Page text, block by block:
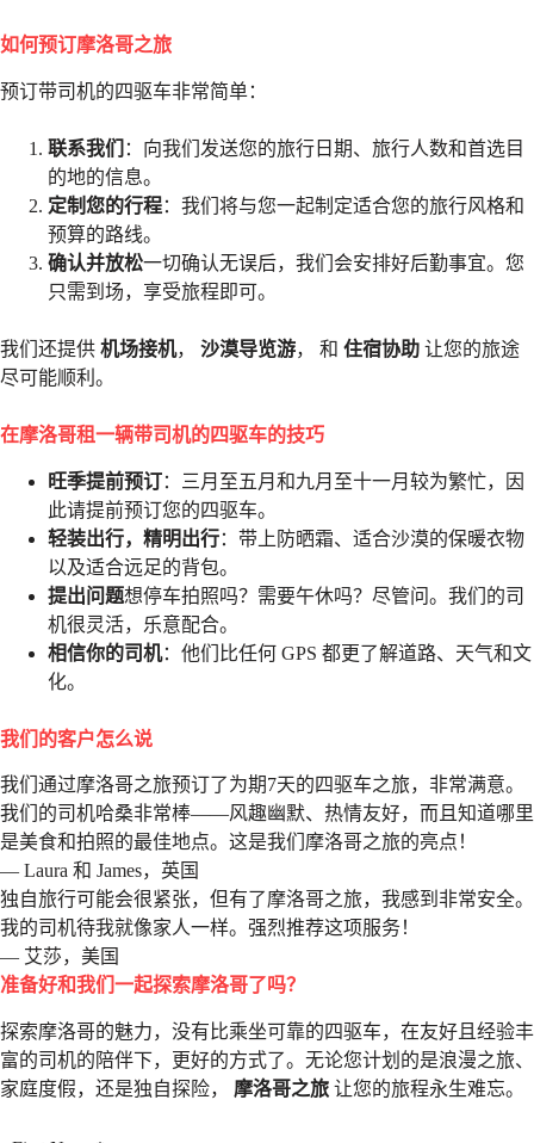
如何预订摩洛哥之旅
预订带司机的四驱车非常简单：
联系我们 ：向我们发送您的旅行日期、旅行人数和首选目
的地的信息。
定制您的行程：我们将与您一起制定适合您的旅行风格和
预算的路线。
确认并放松一切确认无误后，我们会安排好后勤事宜。您
只需到场，享受旅程即可。
我们还提供 机场接机， 沙漠导览游， 和 住宿协助 让您的旅途
尽可能顺利。
在摩洛哥租一辆带司机的四驱车的技巧
旺季提前预订：三月至五月和九月至十一月较为繁忙，因
此请提前预订您的四驱车。
轻装出行，精明出行：带上防晒霜、适合沙漠的保暖衣物
以及适合远足的背包。
提出问题想停车拍照吗？需要午休吗？尽管问。我们的司
机很灵活，乐意配合。
相信你的司机：他们比任何 GPS 都更了解道路、天气和文
化。
我们的客户怎么说
我们通过摩洛哥之旅预订了为期7天的四驱车之旅，非常满意。
我们的司机哈桑非常棒——风趣幽默、热情友好，而且知道哪里
是美食和拍照的最佳地点。这是我们摩洛哥之旅的亮点！
— Laura 和 James，英国
独自旅行可能会很紧张，但有了摩洛哥之旅，我感到非常安全。
我的司机待我就像家人一样。强烈推荐这项服务！
— 艾莎，美国
准备好和我们一起探索摩洛哥了吗？
探索摩洛哥的魅力，没有比乘坐可靠的四驱车，在友好且经验丰
富的司机的陪伴下，更好的方式了。无论您计划的是浪漫之旅、
家庭度假，还是独自探险， 摩洛哥之旅 让您的旅程永生难忘。